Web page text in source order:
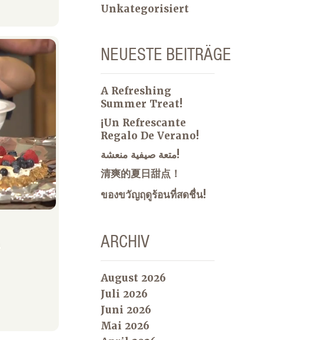
Unkategorisiert
NEUESTE BEITRÄGE
A Refreshing
Summer Treat!
¡Un Refrescante
Regalo De Verano!
متعة صيفية منعشة!
清爽的夏日甜点！
ของขวัญฤดูร้อนที่สดชื่น!
ARCHIV
August 2026
Juli 2026
Juni 2026
Mai 2026